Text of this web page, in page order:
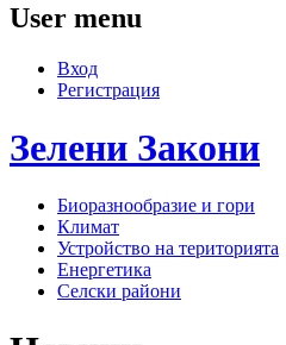
User menu
Вход
Регистрация
Зелени Закони
Биоразнообразие и гори
Климат
Устройство на територията
Енергетика
Селски райони